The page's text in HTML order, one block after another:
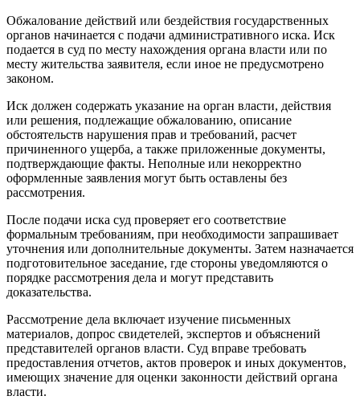
Обжалование действий или бездействия государственных
органов начинается с подачи административного иска. Иск
подается в суд по месту нахождения органа власти или по
месту жительства заявителя, если иное не предусмотрено
законом.
Иск должен содержать указание на орган власти, действия
или решения, подлежащие обжалованию, описание
обстоятельств нарушения прав и требований, расчет
причиненного ущерба, а также приложенные документы,
подтверждающие факты. Неполные или некорректно
оформленные заявления могут быть оставлены без
рассмотрения.
После подачи иска суд проверяет его соответствие
формальным требованиям, при необходимости запрашивает
уточнения или дополнительные документы. Затем назначается
подготовительное заседание, где стороны уведомляются о
порядке рассмотрения дела и могут представить
доказательства.
Рассмотрение дела включает изучение письменных
материалов, допрос свидетелей, экспертов и объяснений
представителей органов власти. Суд вправе требовать
предоставления отчетов, актов проверок и иных документов,
имеющих значение для оценки законности действий органа
власти.